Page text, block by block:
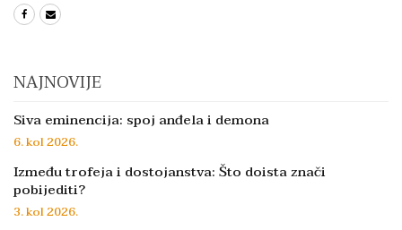
NAJNOVIJE
Siva eminencija: spoj anđela i demona
6. kol 2026.
Između trofeja i dostojanstva: Što doista znači
pobijediti?
3. kol 2026.